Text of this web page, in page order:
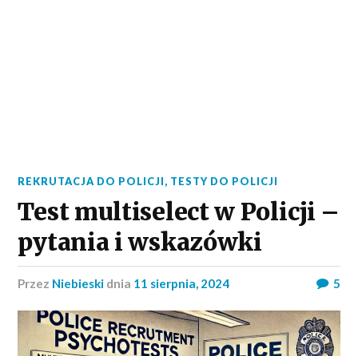
REKRUTACJA DO POLICJI, TESTY DO POLICJI
Test multiselect w Policji –
pytania i wskazówki
przez Niebieski dnia 11 sierpnia, 2024 5